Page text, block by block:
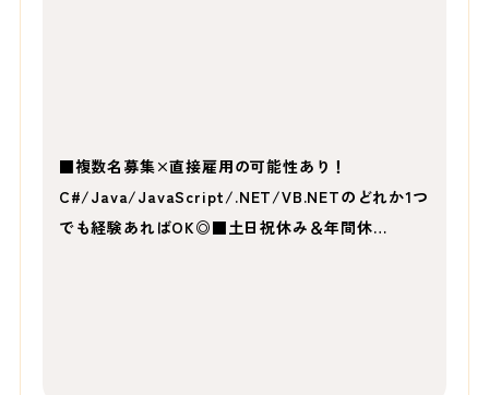
■複数名募集×直接雇用の可能性あり！
C#/Java/JavaScript/.NET/VB.NETのどれか1つ
でも経験あればOK◎■土日祝休み＆年間休…